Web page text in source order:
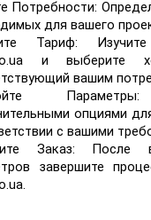
Потребности:
для вашего
Тариф:
и выберите
вашим
Параметры:
опциями
с вашими
Заказ: После
завершите